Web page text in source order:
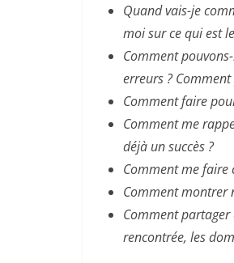
Quand vais-je
moi sur ce qui est
Comment
erreurs ?
Comment faire
Comment me
déjà un succès ?
Comment me faire
Comment montrer
Comment partager
rencontrée, les